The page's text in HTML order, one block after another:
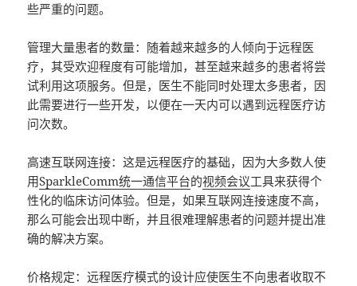
些严重的问题。
管理大量患者的数量：随着越来越多的人倾向于远程医
疗，其受欢迎程度有可能增加，甚至越来越多的患者将尝
试利用这项服务。但是，医生不能同时处理太多患者，因
此需要进行一些开发，以便在一天内可以遇到远程医疗访
问次数。
高速互联网连接：这是远程医疗的基础，因为大多数人使
用SparkleComm统一通信平台的视频会议工具来获得个
性化的临床访问体验。但是，如果互联网连接速度不高，
那么可能会出现中断，并且很难理解患者的问题并提出准
确的解决方案。
价格规定：远程医疗模式的设计应使医生不向患者收取不